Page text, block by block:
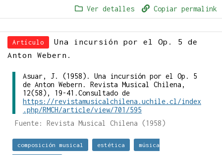
Ver detalles Copiar permalink
Artículo
Una incursión por el Op. 5 de
Anton Webern.
Asuar, J. (1958). Una incursión por el Op. 5
de Anton Webern. Revista Musical Chilena,
12(58), 19-41.Consultado de
https://revistamusicalchilena.uchile.cl/index
.php/RMCH/article/view/701/595
Fuente: Revista Musical Chilena (1958)
composición musical estética música